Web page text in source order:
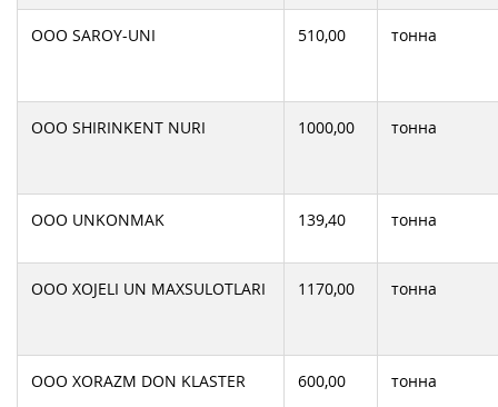
ООО SAROY-UNI 510,00 тонна
ООО SHIRINKENT NURI 1000,00 тонна
ООО UNKONMAK 139,40 тонна
ООО XOJELI UN MAXSULOTLARI 1170,00 тонна
ООО XORAZM DON KLASTER 600,00 тонна